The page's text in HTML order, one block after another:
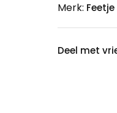
Merk: Feetje
Deel met